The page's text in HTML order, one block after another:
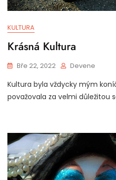
KULTURA
Krásná Kultura
Bře 22, 2022 Devene
Kultura byla vždycky mým
považovala za velmi důležitou